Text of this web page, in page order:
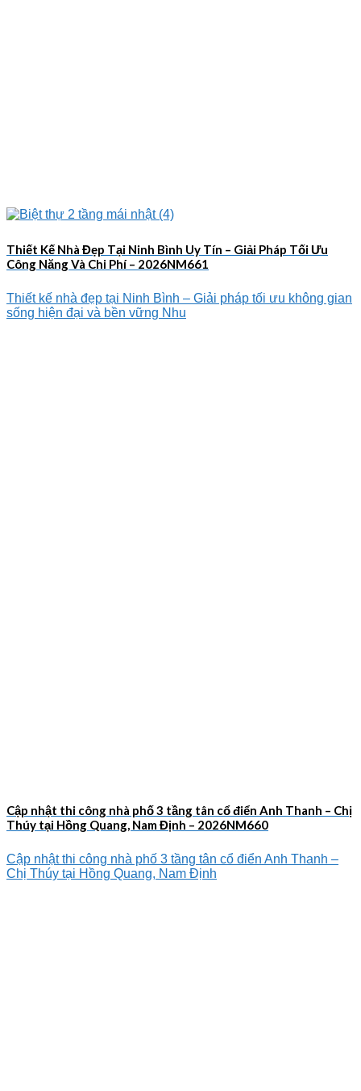
Thiết Kế Nhà Đẹp Tại Ninh Bình Uy Tín – Giải Pháp Tối Ưu
Công Năng Và Chi Phí – 2026NM661
Thiết kế nhà đẹp tại Ninh Bình – Giải pháp tối ưu không gian
sống hiện đại và bền vững Nhu
Cập nhật thi công nhà phố 3 tầng tân cổ điển Anh Thanh – Chị
Thúy tại Hồng Quang, Nam Định – 2026NM660
Cập nhật thi công nhà phố 3 tầng tân cổ điển Anh Thanh –
Chị Thúy tại Hồng Quang, Nam Định